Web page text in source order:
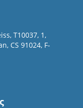
T10037, 1,
CS 91024, F-